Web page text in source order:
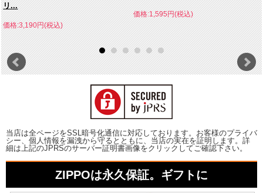
リ...
価格:3,190円(税込)
価格:1,595円(税込)
当店は全ページをSSL暗号化通信に対応しております。お客様のプライバ
シー、個人情報を漏洩から守るとともに、当店の実在を証明します。詳
細は上記のJPRSのサーバー証明書画像をクリックしてご確認下さい。
ZIPPOは永久保証。ギフトに